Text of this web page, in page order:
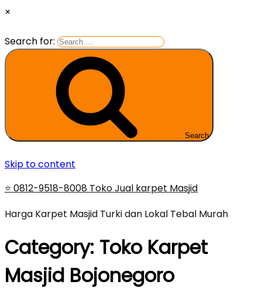
×
Search for:
Search
Skip to content
⭐ 0812-9518-8008 Toko Jual karpet Masjid
Harga Karpet Masjid Turki dan Lokal Tebal Murah
Category: Toko Karpet
Masjid Bojonegoro